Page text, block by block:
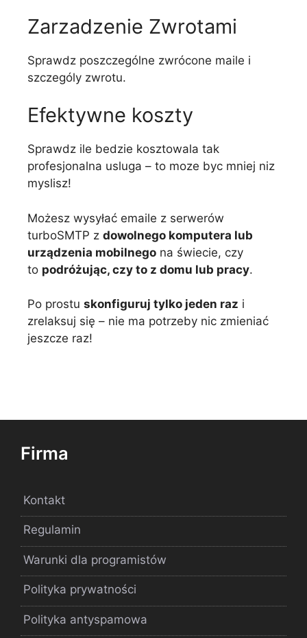
Zarzadzenie Zwrotami
Sprawdz poszczególne zwrócone maile i
szczególy zwrotu.
Efektywne koszty
Sprawdz ile bedzie kosztowala tak
profesjonalna usluga – to moze byc mniej niz
myslisz!
Możesz wysyłać emaile z serwerów
turboSMTP z dowolnego komputera lub
urządzenia mobilnego na świecie, czy
to podróżując, czy to z domu lub pracy.
Po prostu skonfiguruj tylko jeden raz i
zrelaksuj się – nie ma potrzeby nic zmieniać
jeszcze raz!
Firma
Kontakt
Regulamin
Warunki dla programistów
Polityka prywatności
Polityka antyspamowa